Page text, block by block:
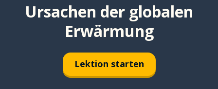
Ursachen der globalen
Erwärmung
Lektion starten